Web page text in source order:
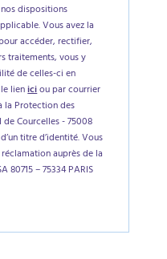
dispositions
Vous avez la
accéder, rectifier,
traitements, vous y
de celles-ci en
lieniciou par courrier
la Protection des
Courcelles - 75008
titre d’identité. Vous
auprès de la
80715 – 75334 PARIS